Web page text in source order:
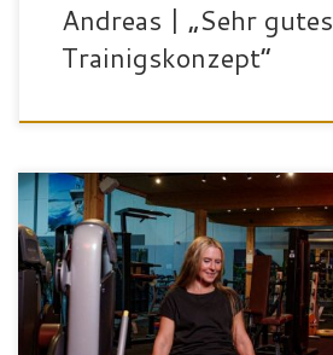
Andreas | „Sehr gutes
Trainigskonzept“